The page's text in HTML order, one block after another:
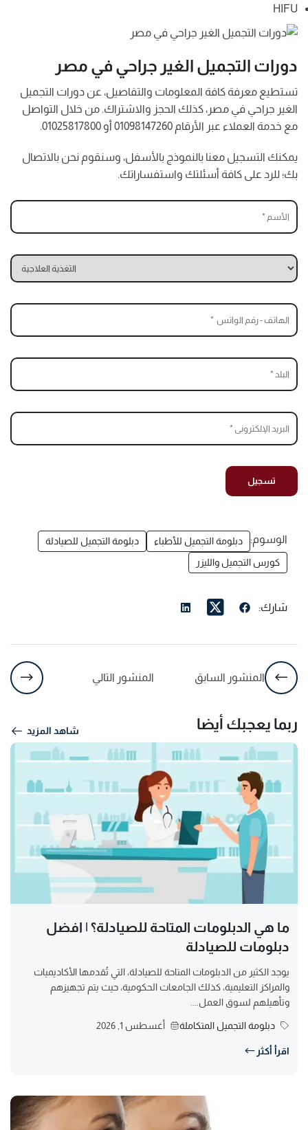
HIFU
دورات التجميل الغير جراحي في مصر
تستطيع معرفة كافة المعلومات والتفاصيل، عن دورات التجميل
الغير جراحي في مصر، كذلك الحجز والاشتراك. من خلال التواصل
مع خدمة العملاء عبر الأرقام 01098147260 أو 01025817800.
يمكنك التسجيل معنا بالنموذج بالأسفل، وسنقوم نحن بالاتصال
بك؛ للرد على كافة أسئلتك واستفساراتك.
الوسوم: دبلومة التجميل للأطباء
دبلومة التجميل للصيادلة
كورس التجميل والليزر
شارك:
المنشور السابق المنشور التالي
ربما يعجبك أيضا شاهد المزيد
ما هي الدبلومات المتاحة للصيادلة؟ | افضل
دبلومات للصيادلة
يوجد الكثير من الدبلومات المتاحة للصيادلة، التي تُقدمها الأكاديميات
والمراكز التعليمية، كذلك الجامعات الحكومية، حيث يتم تجهيزهم
وتأهيلهم لسوق العمل....
دبلومة التجميل المتكاملة أغسطس 1, 2026
اقرأ أكثر